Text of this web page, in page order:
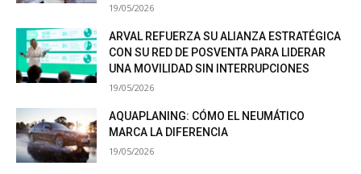
19/05/2026
ARVAL REFUERZA SU ALIANZA ESTRATÉGICA
CON SU RED DE POSVENTA PARA LIDERAR
UNA MOVILIDAD SIN INTERRUPCIONES
19/05/2026
AQUAPLANING: CÓMO EL NEUMÁTICO
MARCA LA DIFERENCIA
19/05/2026